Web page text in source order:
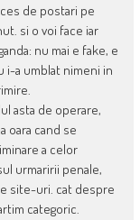
de postari pe
si o voi face iar
nu mai e fake, e
i-a umblat nimeni in
asta de operare,
oara cand se
a celor
urmaririi penale,
site-uri. cat despre
categoric.